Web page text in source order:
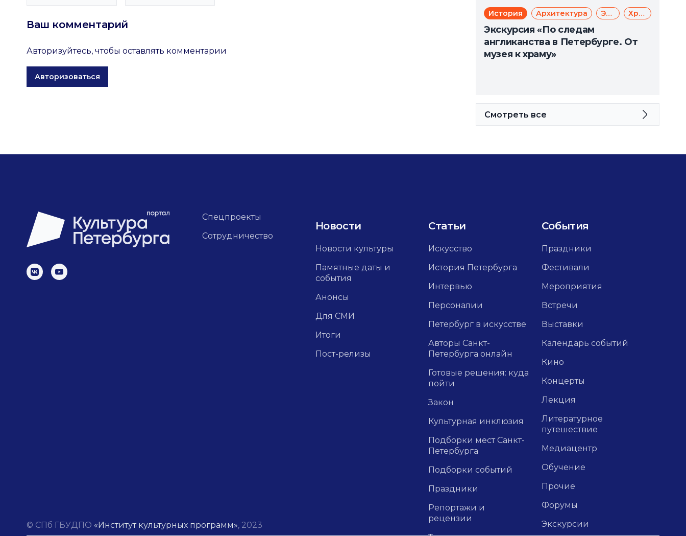
Ваш комментарий
Авторизуйтесь, чтобы оставлять комментарии
Авторизоваться
История Архитектура Экскурсии Христианство
Экскурсия «По следам
англиканства в Петербурге. От
музея к храму»
Смотреть все
Спецпроекты
Сотрудничество
Новости
Новости культуры
Памятные даты и
события
Анонсы
Для СМИ
Итоги
Пост-релизы
Статьи
Искусство
История Петербурга
Интервью
Персоналии
Петербург в искусстве
Авторы Санкт-
Петербурга онлайн
Готовые решения: куда
пойти
Закон
Культурная инклюзия
Подборки мест Санкт-
Петербурга
Подборки событий
Праздники
Репортажи и
рецензии
События
Праздники
Фестивали
Мероприятия
Встречи
Выставки
Календарь событий
Кино
Концерты
Лекция
Литературное
путешествие
Медиацентр
Обучение
Прочие
Форумы
Экскурсии
© СПб ГБУДПО «Институт культурных программ», 2023